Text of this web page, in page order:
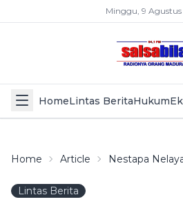
Minggu, 9
HomeLintas BeritaHukum
Home Article Nestapa
Lintas Berita